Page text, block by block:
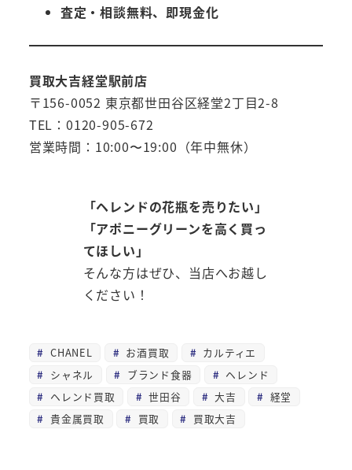
査定・相談無料、即現金化
買取大吉経堂駅前店
〒156-0052 東京都世田谷区経堂2丁目2-8
TEL：0120-905-672
営業時間：10:00〜19:00（年中無休）
「ヘレンドの花瓶を売りたい」
「アポニーグリーンを高く買っ
てほしい」
そんな方はぜひ、当店へお越し
ください！
CHANEL お酒買取
カルティエ
シャネル
ブランド食器
ヘレンド
ヘレンド買取
世田谷 大吉
経堂
貴金属買取
買取 買取大吉